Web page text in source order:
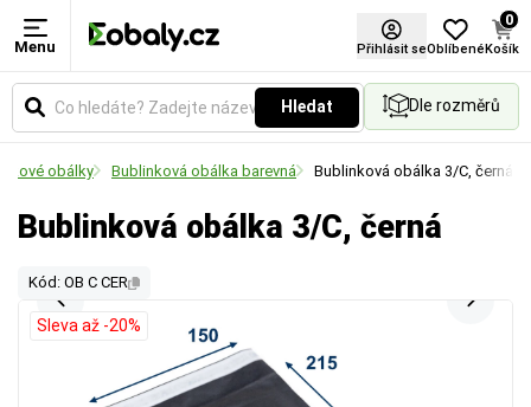
Menu Přihlásit seOblíbené
0
Košík
Hledat Dle rozměrů
obálky Bublinková obálka barevná Bublinková obálka 3/C, černá
Bublinková obálka 3/C, černá
Kód: OB C CER
Sleva až -20%